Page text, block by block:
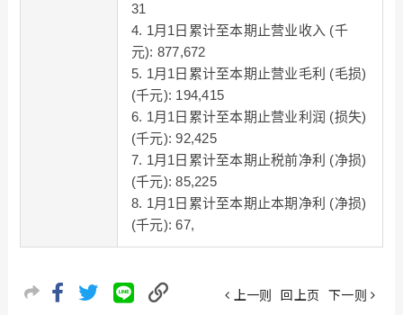
31
4. 1月1日累计至本期止营业收入 (千
元): 877,672
5. 1月1日累计至本期止营业毛利 (毛损)
(千元): 194,415
6. 1月1日累计至本期止营业利润 (损失)
(千元): 92,425
7. 1月1日累计至本期止税前净利 (净损)
(千元): 85,225
8. 1月1日累计至本期止本期净利 (净损)
(千元): 67,
上一则 回上页 下一则